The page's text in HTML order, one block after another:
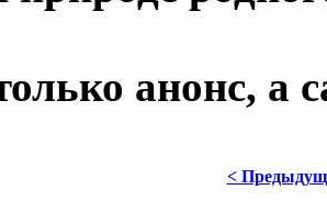
анонс, а
<